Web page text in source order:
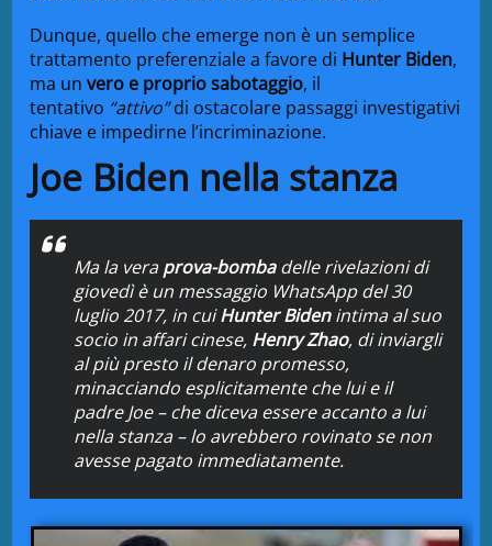
Dunque, quello che emerge non è un semplice
trattamento preferenziale a favore di Hunter Biden,
ma unvero e proprio sabotaggio, il
tentativo “attivo”di ostacolare passaggi investigativi
chiave e impedirne l’incriminazione.
Joe Biden nella stanza
Ma la veraprova-bombadelle rivelazioni di
giovedì è un messaggio WhatsAppdel 30
luglio 2017, in cuiHunter Bidenintima al suo
socio in affari cinese, Henry Zhao, di inviargli
al più presto il denaro promesso,
minacciando esplicitamente che lui e il
padre Joe – che diceva essere accanto a lui
nella stanza – lo avrebbero rovinato se non
avesse pagato immediatamente.